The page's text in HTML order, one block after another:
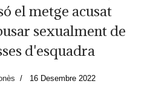
el metge acusat
sexualment de
d'esquadra
16 Desembre 2022